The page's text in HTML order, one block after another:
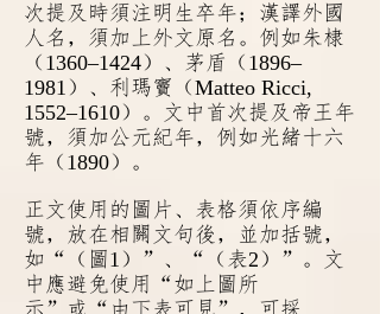
次提及時須注明生卒年；漢譯外國
人名，須加上外文原名。例如朱棣
（ 1360–1424）、茅盾（ 1896–
1981 ）、利瑪竇（Matteo Ricci,
1552–1610）。文中首次提及帝王年
號，須加公元紀年，例如光緒十六
年（ 1890）。
正文使用的圖片、表格須依序編
號，放在相關文句後，並加括號，
如“（圖1 ）”、“（表2 ）”。文
中應避免使用“如上圖所
示”或“由下表可見”，可採